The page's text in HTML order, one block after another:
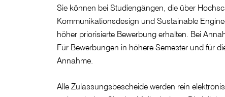
Sie können bei Studiengängen, die über
Kommunikationsdesign und Sustainable
höher priorisierte Bewerbung erhalten. Bei
Für Bewerbungen in höhere Semester und für
Annahme.
Alle Zulassungsbescheide werden rein